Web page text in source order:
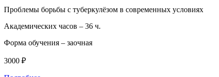
Проблемы борьбы с туберкулёзом в современных условиях
Академических часов – 36 ч.
Форма обучения – заочная
3000 ₽